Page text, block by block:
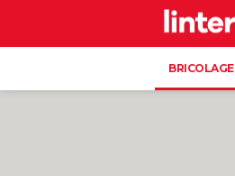
BRICOLAGE